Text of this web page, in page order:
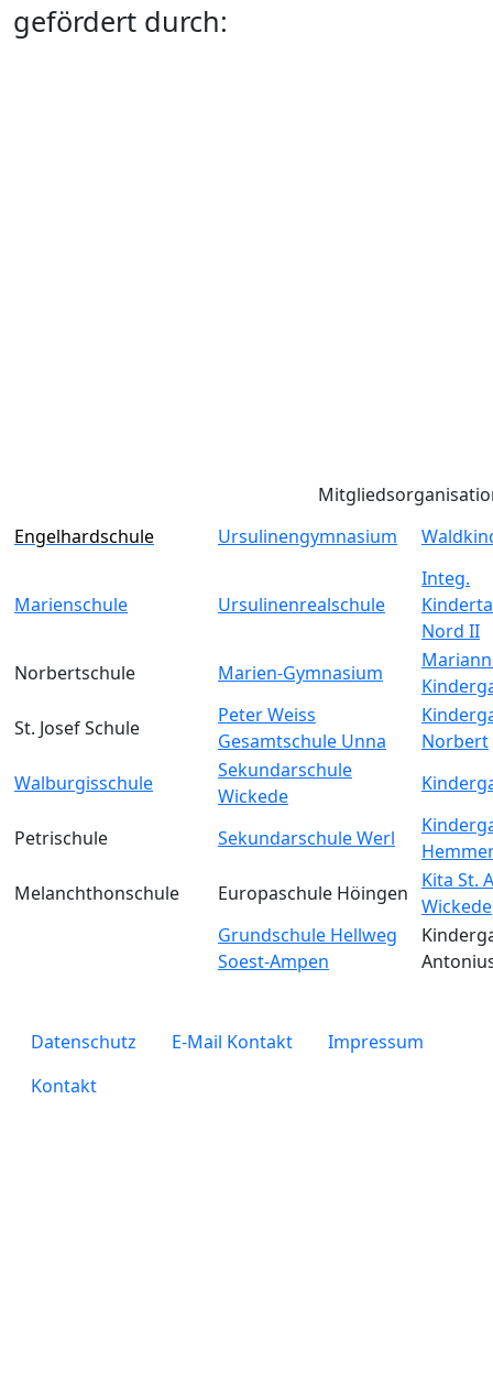
gefördert durch:
Engelhardschule
Ursulinengymnasium
Marienschule Ursulinenrealschule
Integ.
Nord II
Norbertschule
Marien-Gymnasium
St. Josef Schule
Peter Weiss
Gesamtschule Unna
Norbert
Walburgisschule
Sekundarschule
Wickede
Petrischule Sekundarschule Werl
Melanchthonschule
Europaschule Höingen
Kita St.
Wickede
Grundschule Hellweg
Soest-Ampen
legals
Datenschutz E-Mail Kontakt
Impressum
Kontakt